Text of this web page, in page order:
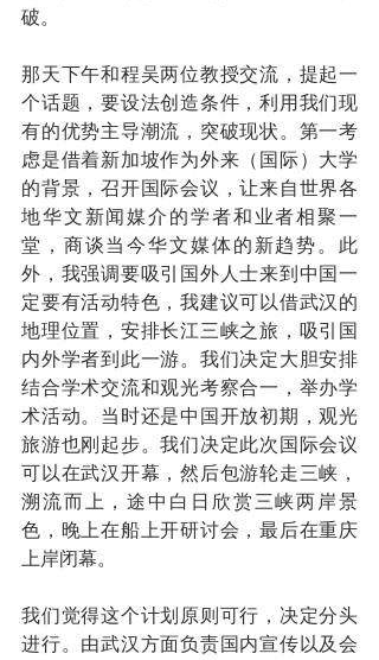
破。
那天下午和程吴两位教授交流，提起一
个话题，要设法创造条件，利用我们现
有的优势主导潮流，突破现状。第一考
虑是借着新加坡作为外来（国际）大学
的背景，召开国际会议，让来自世界各
地华文新闻媒介的学者和业者相聚一
堂，商谈当今华文媒体的新趋势。此
外，我强调要吸引国外人士来到中国一
定要有活动特色，我建议可以借武汉的
地理位置，安排长江三峡之旅，吸引国
内外学者到此一游。我们决定大胆安排
结合学术交流和观光考察合一，举办学
术活动。当时还是中国开放初期，观光
旅游也刚起步。我们决定此次国际会议
可以在武汉开幕，然后包游轮走三峡，
溯流而上，途中白日欣赏三峡两岸景
色，晚上在船上开研讨会，最后在重庆
上岸闭幕。
我们觉得这个计划原则可行，决定分头
进行。由武汉方面负责国内宣传以及会